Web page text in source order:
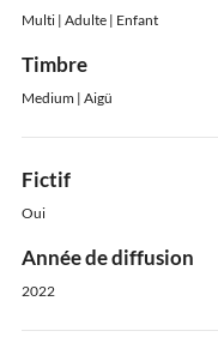
Multi | Adulte | Enfant
Timbre
Medium | Aigü
Fictif
Oui
Année de diffusion
2022